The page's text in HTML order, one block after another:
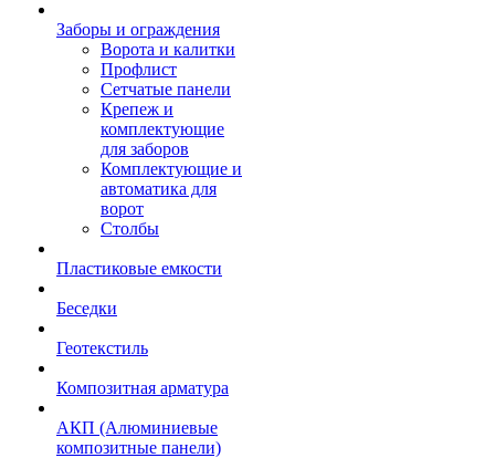
Заборы и ограждения
Ворота и калитки
Профлист
Сетчатые панели
Крепеж и
комплектующие
для заборов
Комплектующие и
автоматика для
ворот
Столбы
Пластиковые емкости
Беседки
Геотекстиль
Композитная арматура
АКП (Алюминиевые
композитные панели)